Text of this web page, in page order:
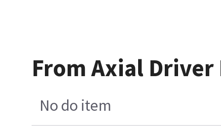
From Axial
No do item